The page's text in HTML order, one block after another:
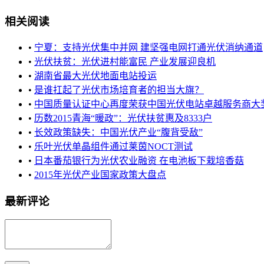
相关阅读
• 宁夏：支持光伏集中并网 建坚强电网打通光伏消纳通道
• 光伏扶贫：光伏进村能富民 产业发展迎良机
• 湖南省最大光伏地面电站投运
• 是谁扛起了光伏市场培育者的担当大旗？
• 中国质量认证中心再度荣获中国光伏电站卓越服务商大
• 历数2015青海“暖政”：光伏扶贫惠及8333户
• 长效政策缺失：中国光伏产业“腹背受敌”
• 乐叶光伏单晶组件通过莱茵NOCT测试
• 日本番茄银行为光伏农业融资 在电池板下栽培香菇
• 2015年光伏产业国家政策大盘点
最新评论